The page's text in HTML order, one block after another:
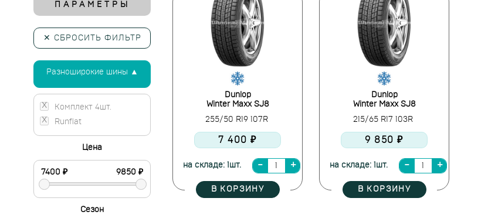
Dunlop
Winter Maxx SJ8
255/50 R19 107R
7 400 ₽
на складе: 1шт.
В КОРЗИНУ
Dunlop
Winter Maxx SJ8
215/65 R17 103R
9 850 ₽
на складе: 1шт.
В КОРЗИНУ
ПАРАМЕТРЫ
✕ СБРОСИТЬ ФИЛЬТР
Разноширокие шины ▲
Комплект 4шт.
Runflat
Цена
Сезон